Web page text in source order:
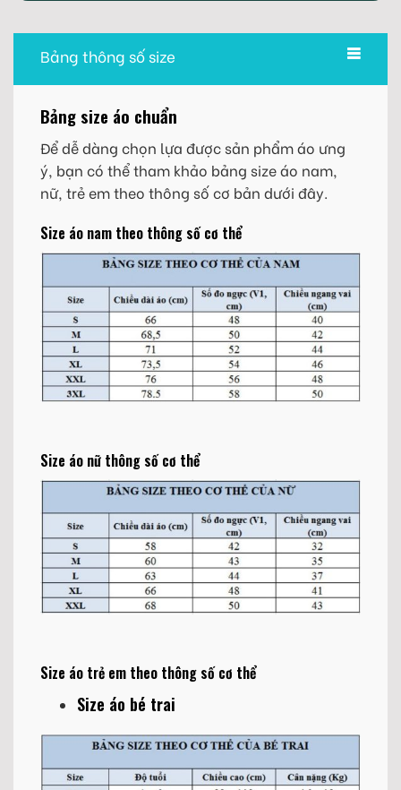
Bảng thông số size
Bảng size áo chuẩn
Để dễ dàng chọn lựa được sản phẩm áo ưng
ý, bạn có thể tham khảo bảng size áo nam,
nữ, trẻ em theo thông số cơ bản dưới đây.
Size áo nam theo thông số cơ thể
Size áo nữ thông số cơ thể
Size áo trẻ em theo thông số cơ thể
Size áo bé trai